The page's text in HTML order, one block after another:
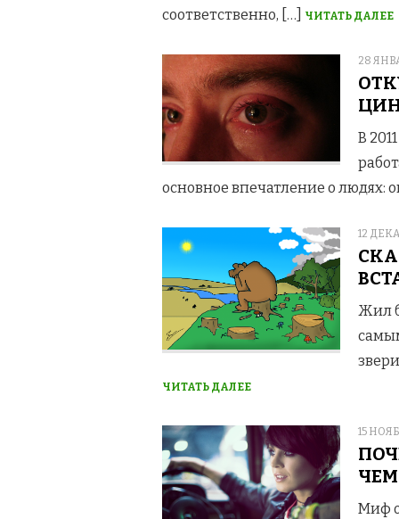
соответственно, […]
ЧИТАТЬ ДАЛЕЕ
POSTED
28
В
основное впечатление о людях:
POSTED
12
Жил
ЧИТАТЬ ДАЛЕЕ
POSTED
15
Миф о